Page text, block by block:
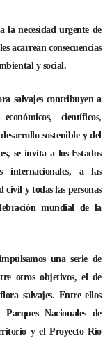
la necesidad urgente de
acarrean consecuencias
y social.
salvajes contribuyen a
científicos,
sostenible y del
se invita a los Estados
a las
civil y todas las personas
mundial de la
una serie de
otros objetivos, el de
salvajes. Entre ellos
Nacionales de
y el Proyecto Río